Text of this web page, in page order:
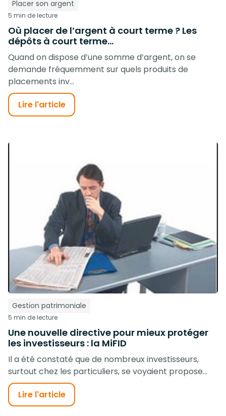
Placer son argent
5 min de lecture
Où placer de l’argent à court terme ? Les
dépôts à court terme…
Quand on dispose d’une somme d’argent, on se
demande fréquemment sur quels produits de
placements inv...
Lire l'article
Gestion patrimoniale
5 min de lecture
Une nouvelle directive pour mieux protéger
les investisseurs : la MiFID
Il a été constaté que de nombreux investisseurs,
surtout chez les particuliers, se voyaient propose...
Lire l'article